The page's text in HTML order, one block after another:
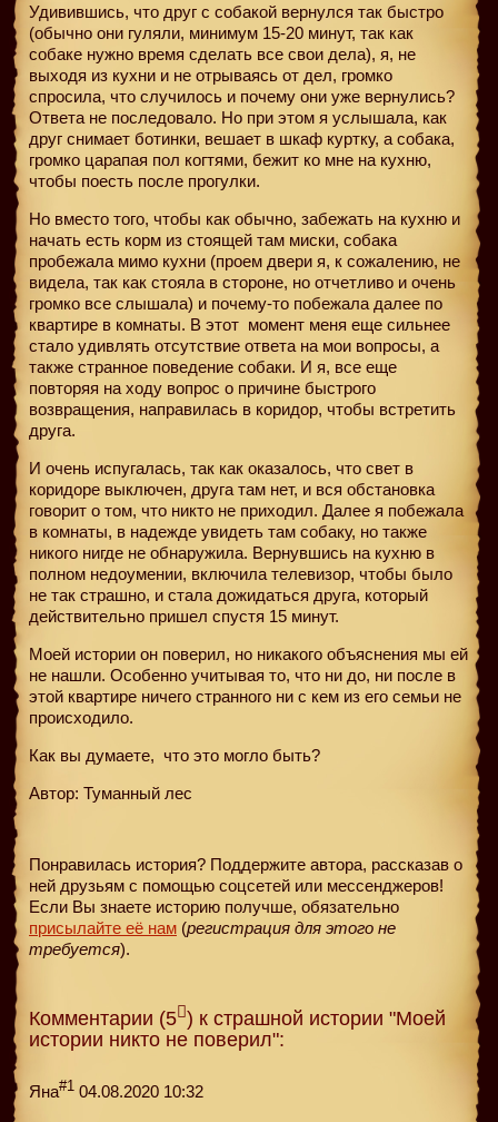
Удивившись, что друг с собакой вернулся так быстро
(обычно они гуляли, минимум 15-20 минут, так как
собаке нужно время сделать все свои дела), я, не
выходя из кухни и не отрываясь от дел, громко
спросила, что случилось и почему они уже вернулись?
Ответа не последовало. Но при этом я услышала, как
друг снимает ботинки, вешает в шкаф куртку, а собака,
громко царапая пол когтями, бежит ко мне на кухню,
чтобы поесть после прогулки.
Но вместо того, чтобы как обычно, забежать на кухню и
начать есть корм из стоящей там миски, собака
пробежала мимо кухни (проем двери я, к сожалению, не
видела, так как стояла в стороне, но отчетливо и очень
громко все слышала) и почему-то побежала далее по
квартире в комнаты. В этот момент меня еще сильнее
стало удивлять отсутствие ответа на мои вопросы, а
также странное поведение собаки. И я, все еще
повторяя на ходу вопрос о причине быстрого
возвращения, направилась в коридор, чтобы встретить
друга.
И очень испугалась, так как оказалось, что свет в
коридоре выключен, друга там нет, и вся обстановка
говорит о том, что никто не приходил. Далее я побежала
в комнаты, в надежде увидеть там собаку, но также
никого нигде не обнаружила. Вернувшись на кухню в
полном недоумении, включила телевизор, чтобы было
не так страшно, и стала дожидаться друга, который
действительно пришел спустя 15 минут.
Моей истории он поверил, но никакого объяснения мы ей
не нашли. Особенно учитывая то, что ни до, ни после в
этой квартире ничего странного ни с кем из его семьи не
происходило.
Как вы думаете, что это могло быть?
Автор: Туманный лес
Понравилась история? Поддержите автора, рассказав о
ней друзьям с помощью соцсетей или мессенджеров!
Если Вы знаете историю получше, обязательно
присылайте её нам (регистрация для этого не
требуется).
Комментарии (5 ) к страшной истории "Моей
истории никто не поверил":
Яна#1 04.08.2020 10:32